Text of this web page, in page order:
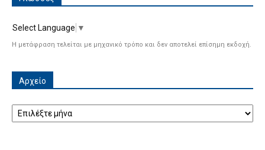
Select Language ▼
Η μετάφραση τελείται με μηχανικό τρόπο και δεν αποτελεί επίσημη εκδοχή.
Αρχείο
Αρχείο